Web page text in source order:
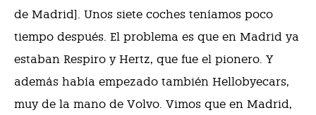
de Madrid]. Unos siete coches teníamos poco
tiempo después. El problema es que en Madrid ya
estaban Respiro y Hertz, que fue el pionero. Y
además había empezado también Hellobyecars,
muy de la mano de Volvo. Vimos que en Madrid,